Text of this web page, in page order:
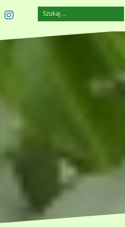
Instagram
szczuplejemy.pl
Szukaj: